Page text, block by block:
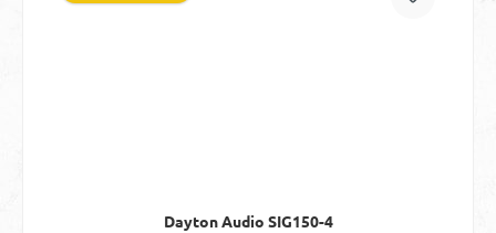
Dayton Audio SIG150-4